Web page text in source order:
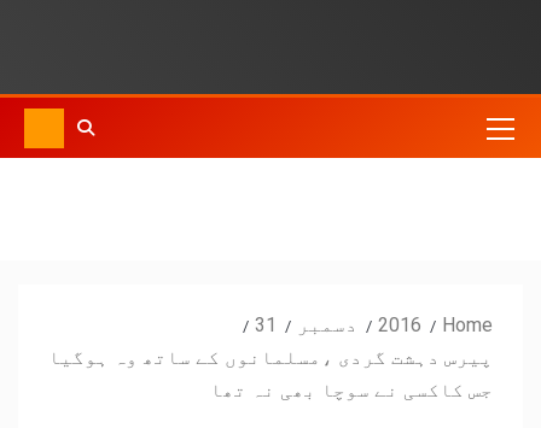
Home
2016 دسمبر
31
پیرس دہشت گردی ،مسلمانوں کے ساتھ وہ ہوگیا
جس کاکسی نے سوچا بھی نہ تھا